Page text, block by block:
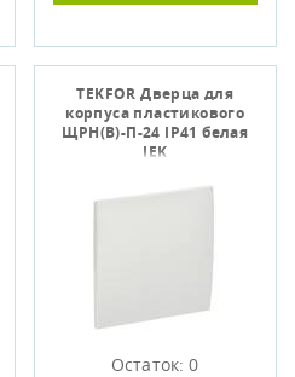
TEKFOR Дверца для
корпуса пластикового
ЩРН(В)-П-24 IP41 белая
IEK
Остаток: 0